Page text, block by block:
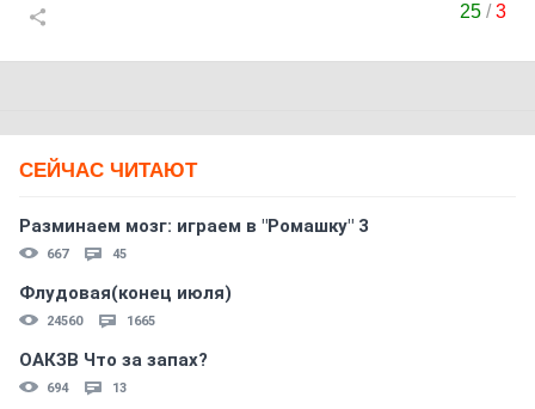
25 /3
СЕЙЧАС ЧИТАЮТ
Разминаем мозг: играем в "Ромашку" 3
667 45
Флудовая(конец июля)
24560 1665
ОАКЗВ Что за запах?
694 13